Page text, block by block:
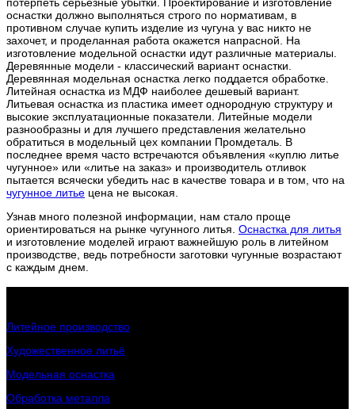
оснастки должно выполняться строго по нормативам, в
противном случае купить изделие из чугуна у вас никто не
захочет, и проделанная работа окажется напрасной. На
изготовление модельной оснастки идут различные материалы.
Деревянные модели - классический вариант оснастки.
Деревянная модельная оснастка легко поддается обработке.
Литейная оснастка из МДФ наиболее дешевый вариант.
Литьевая оснастка из пластика имеет однородную структуру и
высокие эксплуатационные показатели. Литейные модели
разнообразны и для лучшего представления желательно
обратиться в модельный цех компании Промдеталь. В
последнее время часто встречаются объявления «куплю литье
чугунное» или «литье на заказ» и производитель отливок
пытается всячески убедить нас в качестве товара и в том, что на
чугунное литье цена не высокая.
Узнав много полезной информации, нам стало проще
ориентироваться на рынке чугунного литья. Оснастка для литья
и изготовление моделей играют важнейшую роль в литейном
производстве, ведь потребности заготовки чугунные возрастают
с каждым днем.
Литейное производство
Художественное литьё
Модельная оснастка
Обработка металла